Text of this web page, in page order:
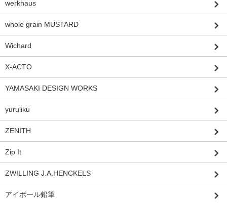
werkhaus
whole grain MUSTARD
Wichard
X-ACTO
YAMASAKI DESIGN WORKS
yuruliku
ZENITH
Zip It
ZWILLING J.A.HENCKELS
アイボール鉛筆